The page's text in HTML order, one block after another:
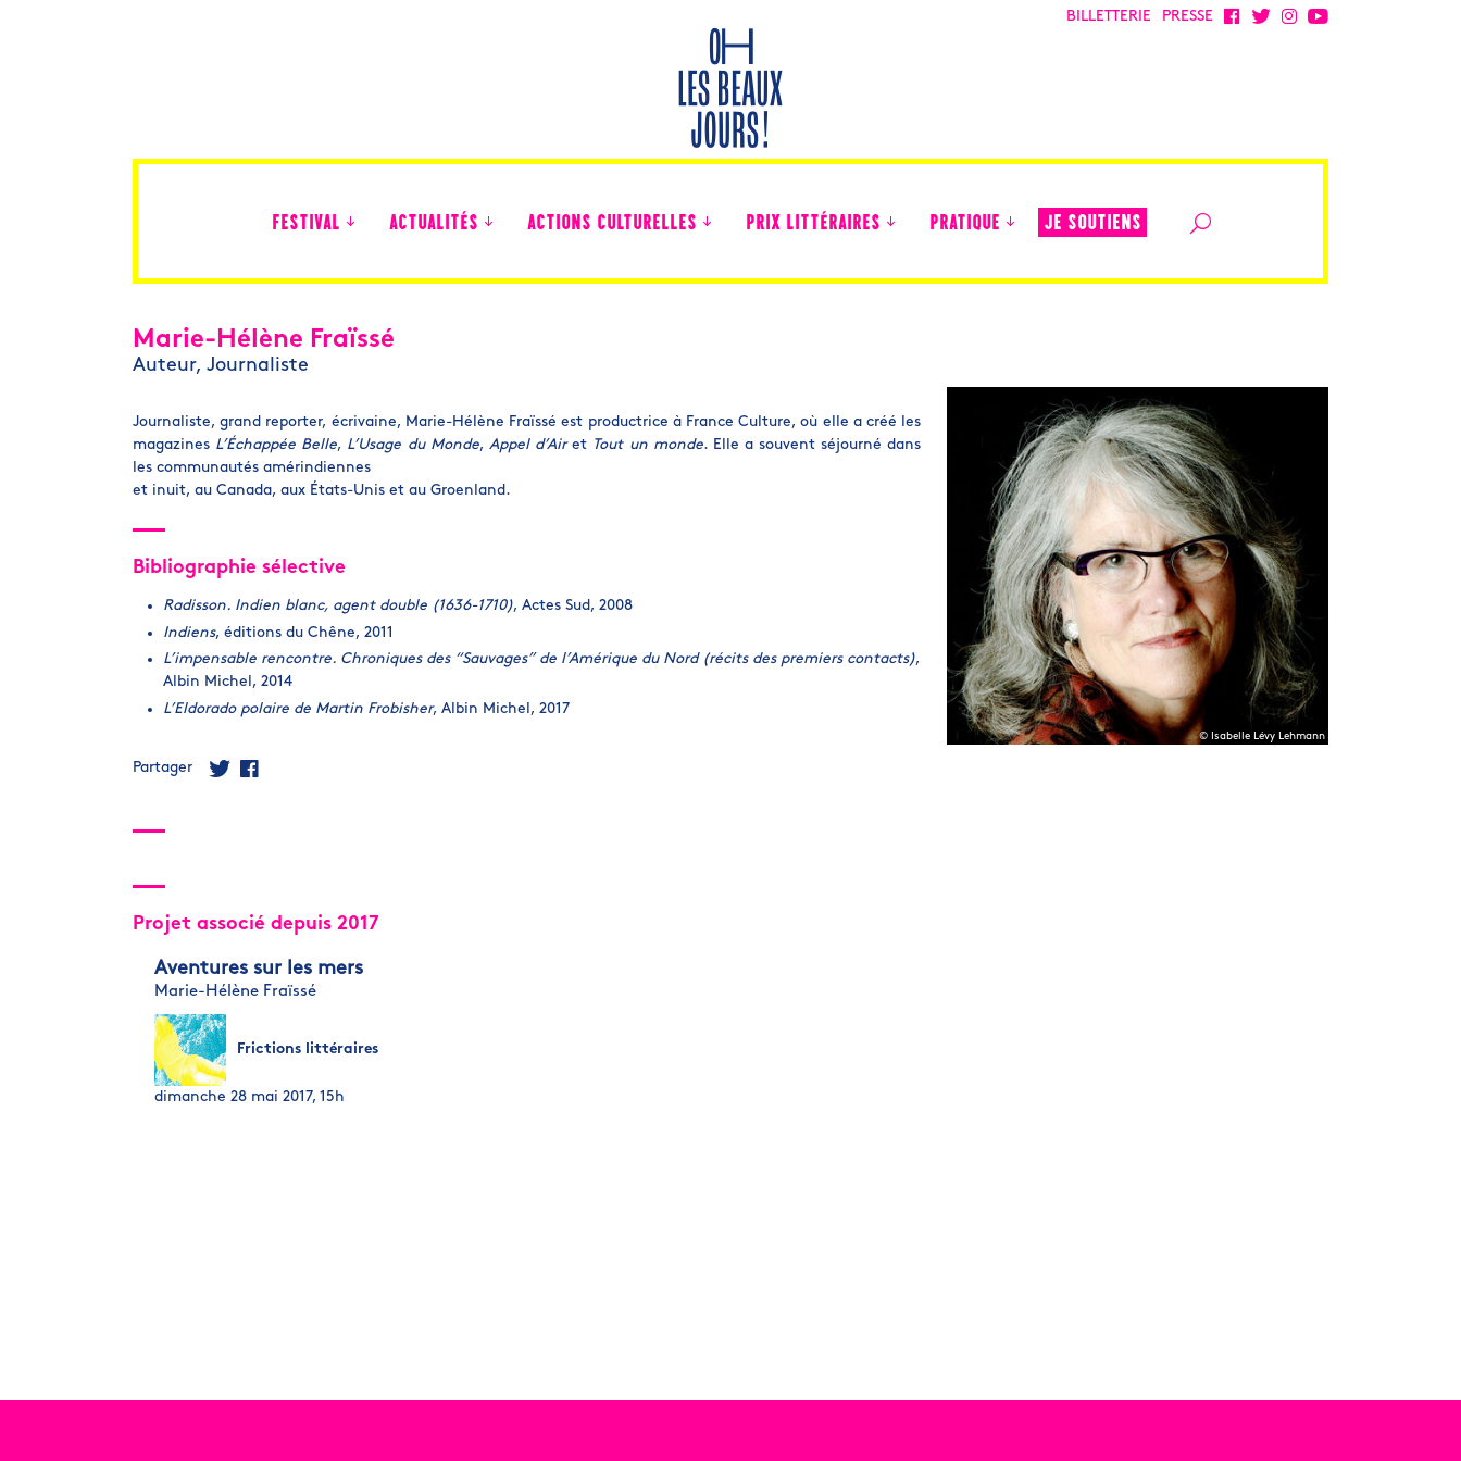
BILLETTERIE PRESSE
FESTIVAL ACTUALITÉS ACTIONS CULTURELLES PRIX LITTÉRAIRES PRATIQUE JE SOUTIENS
Marie-Hélène Fraïssé
Auteur, Journaliste
Journaliste, grand reporter, écrivaine, Marie-Hélène Fraïssé est productrice à France Culture, où elle a créé les
magazines L’Échappée Belle, L’Usage du Monde, Appel d’Airet Tout un monde. Elle a souvent séjourné dans
les communautés amérindiennes
et inuit, au Canada, aux États-Unis et au Groenland.
Bibliographie sélective
Radisson. Indien blanc, agent double (1636-1710), Actes Sud, 2008
Indiens, éditions du Chêne, 2011
L’impensable rencontre. Chroniques des “Sauvages” de l’Amérique du Nord (récits des premiers contacts),
Albin Michel, 2014
L’Eldorado polaire de Martin Frobisher, Albin Michel, 2017
Partager
© Isabelle Lévy Lehmann
Projet associé depuis 2017
Aventures sur les mers
Marie-Hélène Fraïssé
Frictions littéraires
dimanche 28 mai 2017, 15h